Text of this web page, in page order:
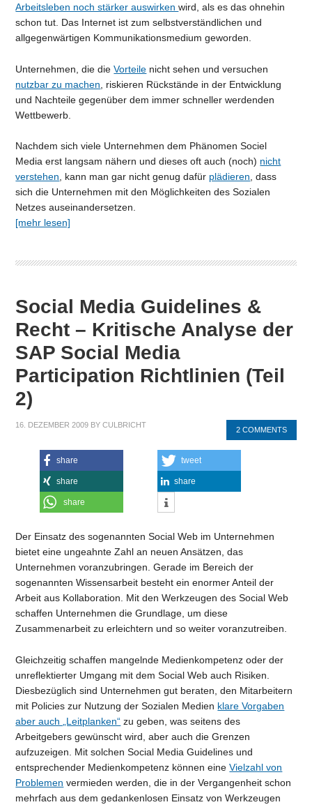
Arbeitsleben noch stärker auswirkenwird, als es das ohnehin
schon tut. Das Internet ist zum selbstverständlichen und
allgegenwärtigen Kommunikationsmedium geworden.
Unternehmen, die dieVorteile nicht sehen und versuchen
nutzbar zu machen , riskieren Rückstände in der Entwicklung
und Nachteile gegenüber dem immer schneller werdenden
Wettbewerb.
Nachdem sich viele Unternehmen dem Phänomen Sociel
Media erst langsam nähern und dieses oft auch (noch) nicht
verstehen, kann man gar nicht genug dafür plädieren, dass
sich die Unternehmen mit den Möglichkeiten des Sozialen
Netzes auseinandersetzen.
[mehr lesen]
Social Media Guidelines &
Recht – Kritische Analyse der
SAP Social Media
Participation Richtlinien (Teil
2)
16. DEZEMBER 2009 BYCULBRICHT
2 COMMENTS
share tweet
share share
share
Der Einsatz des sogenannten Social Web im Unternehmen
bietet eine ungeahnte Zahl an neuen Ansätzen, das
Unternehmen voranzubringen. Gerade im Bereich der
sogenannten Wissensarbeit besteht ein enormer Anteil der
Arbeit aus Kollaboration. Mit den Werkzeugen des Social Web
schaffen Unternehmen die Grundlage, um diese
Zusammenarbeit zu erleichtern und so weiter voranzutreiben.
Gleichzeitig schaffen mangelnde Medienkompetenz oder der
unreflektierter Umgang mit dem Social Web auch Risiken.
Diesbezüglich sind Unternehmen gut beraten, den Mitarbeitern
mit Policies zur Nutzung der Sozialen Medien klare Vorgaben
aber auch „Leitplanken“ zu geben, was seitens des
Arbeitgebers gewünscht wird, aber auch die Grenzen
aufzuzeigen. Mit solchen Social Media Guidelines und
entsprechender Medienkompetenz können eineVielzahl von
Problemen vermieden werden, die in der Vergangenheit schon
mehrfach aus dem gedankenlosen Einsatz von Werkzeugen